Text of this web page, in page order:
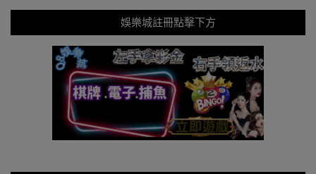
娛樂城註冊點擊下方